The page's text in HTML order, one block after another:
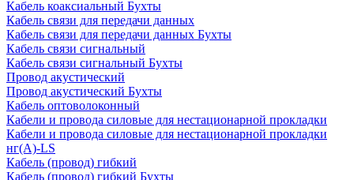
Кабель коаксиальный Бухты
Кабель связи для передачи данных
Кабель связи для передачи данных Бухты
Кабель связи сигнальный
Кабель связи сигнальный Бухты
Провод акустический
Провод акустический Бухты
Кабель оптоволоконный
Кабели и провода силовые для нестационарной прокладки
Кабели и провода силовые для нестационарной прокладки
нг(А)-LS
Кабель (провод) гибкий
Кабель (провод) гибкий Бухты